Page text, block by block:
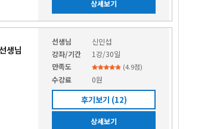
서*교 2020.07.08
상세보기
생님
선생님
신인섭
강좌/기간
1강/30일
만족도
(4.9점)
수강료 0원
후기보기 (12)
상세보기